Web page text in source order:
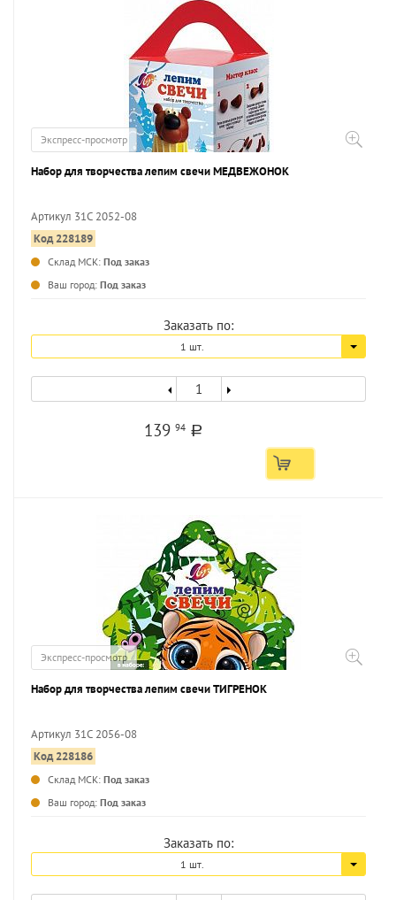
Экспресс-просмотр
Набор для творчества лепим свечи МЕДВЕЖОНОК
Артикул 31С 2052-08
Код 228189
Склад МСК: Под заказ
Ваш город: Под заказ
Заказать по:
1 шт.
13994 a
Экспресс-просмотр
Набор для творчества лепим свечи ТИГРЕНОК
Артикул 31С 2056-08
Код 228186
Склад МСК: Под заказ
Ваш город: Под заказ
Заказать по:
1 шт.